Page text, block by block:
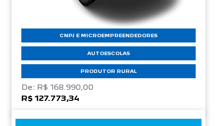
CNPJ E MICROEMPREENDEDORES
AUTOESCOLAS
PRODUTOR RURAL
De: R$ 168.990,00
R$ 127.773,34